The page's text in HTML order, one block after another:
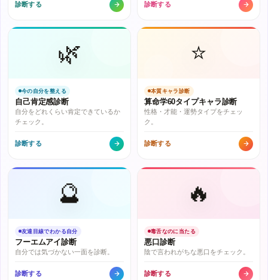
診断する 診断する
🌿
今の自分を整える
自己肯定感診断
自分をどれくらい肯定できているか
チェック。
診断する
⭐
本質キャラ診断
算命学60タイプキャラ診断
性格・才能・運勢タイプをチェッ
ク。
診断する
🔮
友達目線でわかる自分
フーエムアイ診断
自分では気づかない一面を診断。
診断する
🔥
毒舌なのに当たる
悪口診断
陰で言われがちな悪口をチェック。
診断する